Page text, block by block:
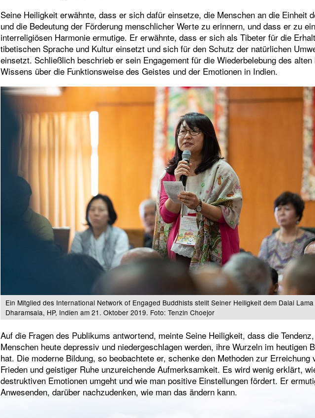
Seine Heiligkeit erwähnte, dass er sich dafür einsetze, die Menschen an die Einheit
und die Bedeutung der Förderung menschlicher Werte zu erinnern, und dass er zu
interreligiösen Harmonie ermutige. Er erwähnte, dass er sich als Tibeter für die
tibetischen Sprache und Kultur einsetzt und sich für den Schutz der natürlichen
einsetzt. Schließlich beschrieb er sein Engagement für die Wiederbelebung des
Wissens über die Funktionsweise des Geistes und der Emotionen in Indien.
Ein Mitglied des International Network of Engaged Buddhists stellt Seiner Heiligkeit dem Dalai
Dharamsala, HP, Indien am 21. Oktober 2019. Foto: Tenzin Choejor
Auf die Fragen des Publikums antwortend, meinte Seine Heiligkeit, dass die
Menschen heute depressiv und niedergeschlagen werden, ihre Wurzeln im heutigen
hat. Die moderne Bildung, so beobachtete er, schenke den Methoden zur Erreichung
Frieden und geistiger Ruhe unzureichende Aufmerksamkeit. Es wird wenig erklärt,
destruktiven Emotionen umgeht und wie man positive Einstellungen fördert. Er
Anwesenden, darüber nachzudenken, wie man das ändern kann.